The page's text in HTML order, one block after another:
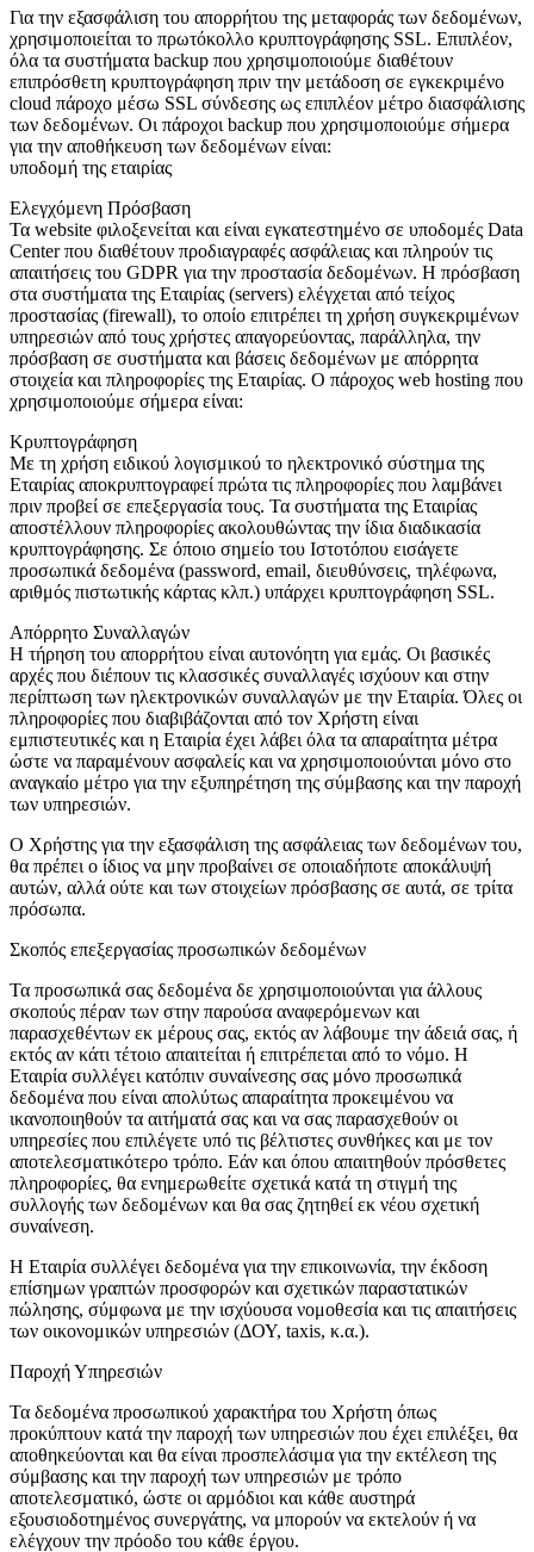
Για την εξασφάλιση του απορρήτου της μεταφοράς των δεδομένων,
χρησιμοποιείται το πρωτόκολλο κρυπτογράφησης SSL. Επιπλέον,
όλα τα συστήματα backup που χρησιμοποιούμε διαθέτουν
επιπρόσθετη κρυπτογράφηση πριν την μετάδοση σε εγκεκριμένο
cloud πάροχο μέσω SSL σύνδεσης ως επιπλέον μέτρο διασφάλισης
των δεδομένων. Οι πάροχοι backup που χρησιμοποιούμε σήμερα
για την αποθήκευση των δεδομένων είναι:
υποδομή της εταιρίας
Ελεγχόμενη Πρόσβαση
Τα website φιλοξενείται και είναι εγκατεστημένο σε υποδομές Data
Center που διαθέτουν προδιαγραφές ασφάλειας και πληρούν τις
απαιτήσεις του GDPR για την προστασία δεδομένων. Η πρόσβαση
στα συστήματα της Εταιρίας (servers) ελέγχεται από τείχος
προστασίας (firewall), το οποίο επιτρέπει τη χρήση συγκεκριμένων
υπηρεσιών από τους χρήστες απαγορεύοντας, παράλληλα, την
πρόσβαση σε συστήματα και βάσεις δεδομένων με απόρρητα
στοιχεία και πληροφορίες της Εταιρίας. Ο πάροχος web hosting που
χρησιμοποιούμε σήμερα είναι:
Κρυπτογράφηση
Με τη χρήση ειδικού λογισμικού το ηλεκτρονικό σύστημα της
Εταιρίας αποκρυπτογραφεί πρώτα τις πληροφορίες που λαμβάνει
πριν προβεί σε επεξεργασία τους. Τα συστήματα της Εταιρίας
αποστέλλουν πληροφορίες ακολουθώντας την ίδια διαδικασία
κρυπτογράφησης. Σε όποιο σημείο του Ιστοτόπου εισάγετε
προσωπικά δεδομένα (password, email, διευθύνσεις, τηλέφωνα,
αριθμός πιστωτικής κάρτας κλπ.) υπάρχει κρυπτογράφηση SSL.
Απόρρητο Συναλλαγών
Η τήρηση του απορρήτου είναι αυτονόητη για εμάς. Οι βασικές
αρχές που διέπουν τις κλασσικές συναλλαγές ισχύουν και στην
περίπτωση των ηλεκτρονικών συναλλαγών με την Εταιρία. Όλες οι
πληροφορίες που διαβιβάζονται από τον Χρήστη είναι
εμπιστευτικές και η Εταιρία έχει λάβει όλα τα απαραίτητα μέτρα
ώστε να παραμένουν ασφαλείς και να χρησιμοποιούνται μόνο στο
αναγκαίο μέτρο για την εξυπηρέτηση της σύμβασης και την παροχή
των υπηρεσιών.
Ο Χρήστης για την εξασφάλιση της ασφάλειας των δεδομένων του,
θα πρέπει ο ίδιος να μην προβαίνει σε οποιαδήποτε αποκάλυψή
αυτών, αλλά ούτε και των στοιχείων πρόσβασης σε αυτά, σε τρίτα
πρόσωπα.
Σκοπός επεξεργασίας προσωπικών δεδομένων
Τα προσωπικά σας δεδομένα δε χρησιμοποιούνται για άλλους
σκοπούς πέραν των στην παρούσα αναφερόμενων και
παρασχεθέντων εκ μέρους σας, εκτός αν λάβουμε την άδειά σας, ή
εκτός αν κάτι τέτοιο απαιτείται ή επιτρέπεται από το νόμο. Η
Εταιρία συλλέγει κατόπιν συναίνεσης σας μόνο προσωπικά
δεδομένα που είναι απολύτως απαραίτητα προκειμένου να
ικανοποιηθούν τα αιτήματά σας και να σας παρασχεθούν οι
υπηρεσίες που επιλέγετε υπό τις βέλτιστες συνθήκες και με τον
αποτελεσματικότερο τρόπο. Εάν και όπου απαιτηθούν πρόσθετες
πληροφορίες, θα ενημερωθείτε σχετικά κατά τη στιγμή της
συλλογής των δεδομένων και θα σας ζητηθεί εκ νέου σχετική
συναίνεση.
Η Εταιρία συλλέγει δεδομένα για την επικοινωνία, την έκδοση
επίσημων γραπτών προσφορών και σχετικών παραστατικών
πώλησης, σύμφωνα με την ισχύουσα νομοθεσία και τις απαιτήσεις
των οικονομικών υπηρεσιών (ΔΟΥ, taxis, κ.α.).
Παροχή Υπηρεσιών
Τα δεδομένα προσωπικού χαρακτήρα του Χρήστη όπως
προκύπτουν κατά την παροχή των υπηρεσιών που έχει επιλέξει, θα
αποθηκεύονται και θα είναι προσπελάσιμα για την εκτέλεση της
σύμβασης και την παροχή των υπηρεσιών με τρόπο
αποτελεσματικό, ώστε οι αρμόδιοι και κάθε αυστηρά
εξουσιοδοτημένος συνεργάτης, να μπορούν να εκτελούν ή να
ελέγχουν την πρόοδο του κάθε έργου.